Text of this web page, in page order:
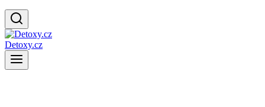
Detoxy.cz